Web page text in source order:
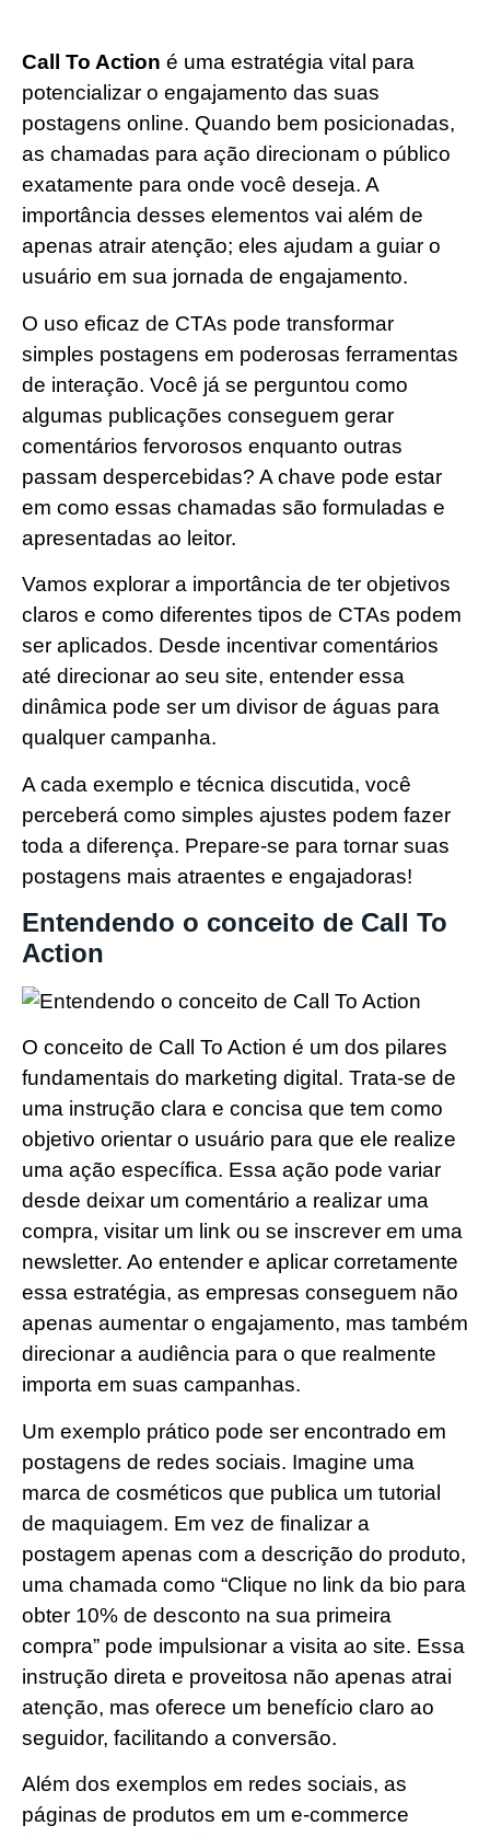
Call To Action é uma estratégia vital para
potencializar o engajamento das suas
postagens online. Quando bem posicionadas,
as chamadas para ação direcionam o público
exatamente para onde você deseja. A
importância desses elementos vai além de
apenas atrair atenção; eles ajudam a guiar o
usuário em sua jornada de engajamento.
O uso eficaz de CTAs pode transformar
simples postagens em poderosas ferramentas
de interação. Você já se perguntou como
algumas publicações conseguem gerar
comentários fervorosos enquanto outras
passam despercebidas? A chave pode estar
em como essas chamadas são formuladas e
apresentadas ao leitor.
Vamos explorar a importância de ter objetivos
claros e como diferentes tipos de CTAs podem
ser aplicados. Desde incentivar comentários
até direcionar ao seu site, entender essa
dinâmica pode ser um divisor de águas para
qualquer campanha.
A cada exemplo e técnica discutida, você
perceberá como simples ajustes podem fazer
toda a diferença. Prepare-se para tornar suas
postagens mais atraentes e engajadoras!
Entendendo o conceito de Call To
Action
O conceito de Call To Action é um dos pilares
fundamentais do marketing digital. Trata-se de
uma instrução clara e concisa que tem como
objetivo orientar o usuário para que ele realize
uma ação específica. Essa ação pode variar
desde deixar um comentário a realizar uma
compra, visitar um link ou se inscrever em uma
newsletter. Ao entender e aplicar corretamente
essa estratégia, as empresas conseguem não
apenas aumentar o engajamento, mas também
direcionar a audiência para o que realmente
importa em suas campanhas.
Um exemplo prático pode ser encontrado em
postagens de redes sociais. Imagine uma
marca de cosméticos que publica um tutorial
de maquiagem. Em vez de finalizar a
postagem apenas com a descrição do produto,
uma chamada como “Clique no link da bio para
obter 10% de desconto na sua primeira
compra” pode impulsionar a visita ao site. Essa
instrução direta e proveitosa não apenas atrai
atenção, mas oferece um benefício claro ao
seguidor, facilitando a conversão.
Além dos exemplos em redes sociais, as
páginas de produtos em um e-commerce